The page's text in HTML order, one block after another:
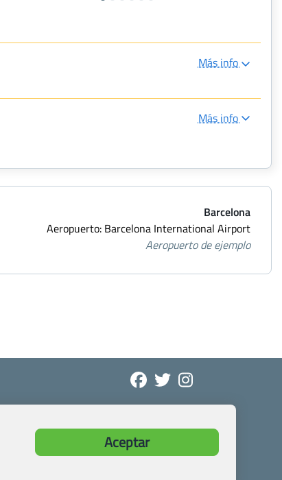
Más info
Más info
Barcelona
Aeropuerto: Barcelona International Airport
Aeropuerto de ejemplo
Aceptar